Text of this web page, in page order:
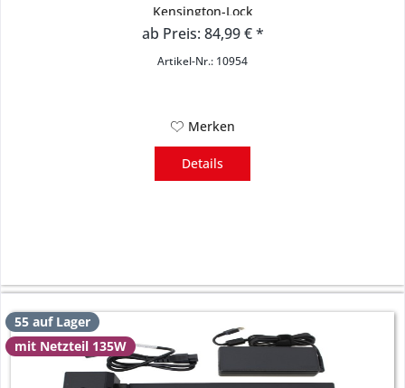
Kensington-Lock
ab Preis: 84,99 € *
Artikel-Nr.: 10954
Merken
Details
55 auf Lager
mit Netzteil 135W